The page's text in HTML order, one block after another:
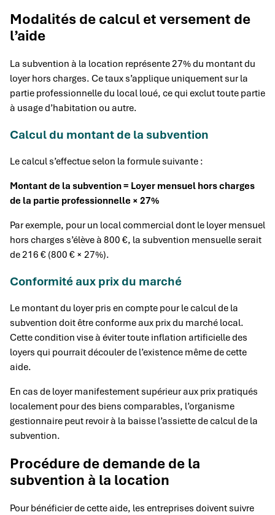
Modalités de calcul et versement de
l’aide
La subvention à la location représente 27% du montant du
loyer hors charges. Ce taux s’applique uniquement sur la
partie professionnelle du local loué, ce qui exclut toute partie
à usage d’habitation ou autre.
Calcul du montant de la subvention
Le calcul s’effectue selon la formule suivante :
Montant de la subvention = Loyer mensuel hors charges
de la partie professionnelle × 27%
Par exemple, pour un local commercial dont le loyer mensuel
hors charges s’élève à 800 €, la subvention mensuelle serait
de 216 € (800 € × 27%).
Conformité aux prix du marché
Le montant du loyer pris en compte pour le calcul de la
subvention doit être conforme aux prix du marché local.
Cette condition vise à éviter toute inflation artificielle des
loyers qui pourrait découler de l’existence même de cette
aide.
En cas de loyer manifestement supérieur aux prix pratiqués
localement pour des biens comparables, l’organisme
gestionnaire peut revoir à la baisse l’assiette de calcul de la
subvention.
Procédure de demande de la
subvention à la location
Pour bénéficier de cette aide, les entreprises doivent suivre